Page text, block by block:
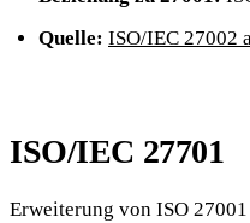
Quelle: ISO/IEC 27002
ISO/IEC 27701
Erweiterung von ISO